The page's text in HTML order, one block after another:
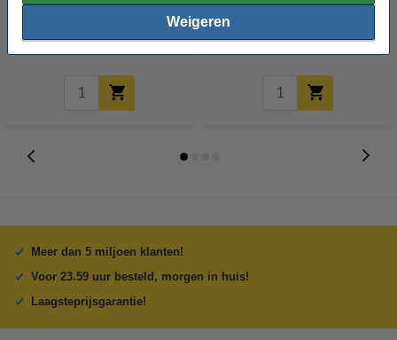
Weigeren
€ 14,50 Inclusief 21% BTW € 3,95 Inclusief 21% BTW
Meer dan 5 miljoen klanten!
Voor 23.59 uur besteld, morgen in huis!
Laagsteprijsgarantie!